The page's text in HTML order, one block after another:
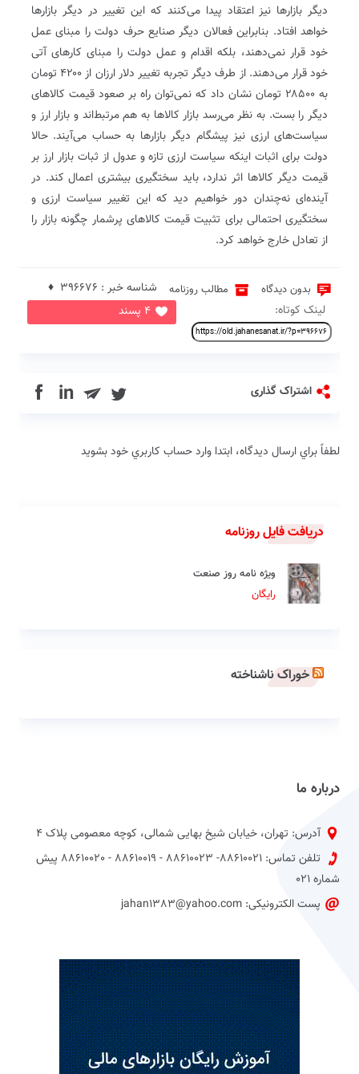
دیگر بازارها نیز اعتقاد پیدا می‌کنند که این تغییر در دیگر بازارها
خواهد افتاد‌. بنابراین فعالان دیگر صنایع حرف دولت را مبنای عمل
خود قرار نمی‌دهند، بلکه اقدام و عمل دولت را مبنای کار‌های آتی
خود قرار می‌دهند. از طرف دیگر تجربه تغییر دلار ارزان از ۴۲۰۰ تومان
به ۲۸۵۰۰ تومان نشان داد که نمی‌توان راه بر صعود قیمت کالاهای
دیگر را بست. به نظر می‌رسد بازار کالاها به هم مرتبط‌اند و بازار ارز و
سیاست‌های ارزی نیز پیشگام دیگر بازارها به حساب می‌آیند. حالا
دولت برای اثبات اینکه سیاست ارزی تازه و عدول از ثبات بازار ارز بر
قیمت دیگر کالاها اثر ندارد، باید سختگیری بیشتری اعمال کند. در
آینده‌ای نه‌چندان دور خواهیم دید که این تغییر سیاست ارزی و
سختگیری احتمالی برای تثبیت قیمت کالاهای پرشمار چگونه بازار را
از تعادل خارج خواهد کرد.
بدون دیدگاه مطالب روزنامه
4 پسند
شناسه خبر : 396676 ♦
لینک کوتاه:
اشتراک گذاری in
لطفاً براي ارسال دیدگاه، ابتدا وارد حساب كاربري خود بشويد
دریافت فایل روزنامه
ویژه نامه روز صنعت
رایگان
خوراک ناشناخته
درباره ما
آدرس: تهران، خیابان شیخ بهایی شمالی، کوچه معصومی پلاک 4
تلفن تماس: 88610021- 88610023 - 88610019 - 88610020 پیش
شماره 021
پست الکترونیکی: jahan1383@yahoo.com